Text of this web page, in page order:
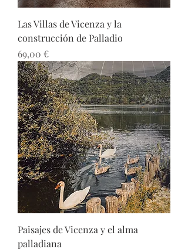
Las Villas de Vicenza y la
construcción de Palladio
Precio
69,00 €
Paisajes de Vicenza y el alma
palladiana